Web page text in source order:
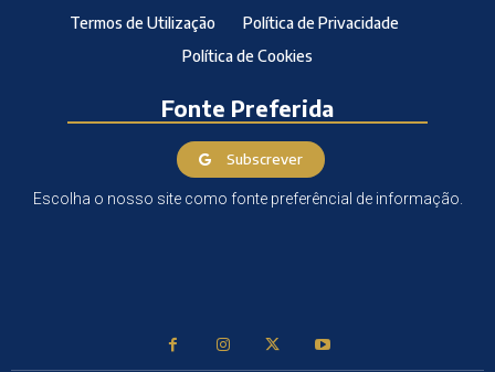
Termos de Utilização
Política de Privacidade
Política de Cookies
Fonte Preferida
Subscrever
Escolha o nosso site como fonte preferêncial de informação.